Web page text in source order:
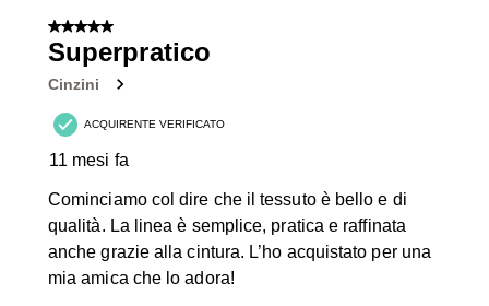
5 su 5 stelle.
Superpratico
Cinzini
ACQUIRENTE VERIFICATO
11 mesi fa
Cominciamo col dire che il tessuto è bello e di
qualità. La linea è semplice, pratica e raffinata
anche grazie alla cintura. L’ho acquistato per una
mia amica che lo adora!